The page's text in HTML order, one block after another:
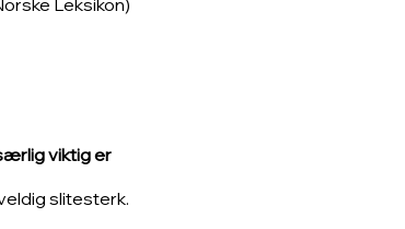
viktig er
slitesterk.